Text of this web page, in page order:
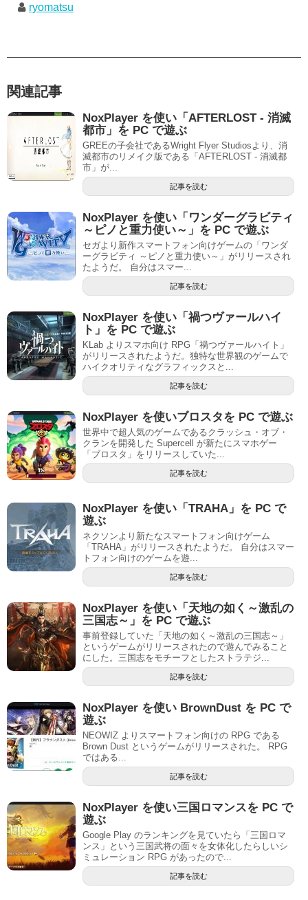
ryomatsu
関連記事
NoxPlayer を使い「AFTERLOST - 消滅
都市」を PC で遊ぶ
GREEの子会社であるWright Flyer Studiosより、消
滅都市のリメイク版である「AFTERLOST - 消滅都
市」が...
記事を読む
NoxPlayer を使い「ワンダーグラビティ
～ピノと重力使い～」を PC で遊ぶ
セガより新作スマートフォン向けゲームの「ワンダ
ーグラビティ ～ピノと重力使い～」がリリースされ
たようだ。 自分はスマー...
記事を読む
NoxPlayer を使い「禍つヴァールハイ
ト」を PC で遊ぶ
KLab よりスマホ向け RPG「禍つヴァールハイト」
がリリースされたようだ。独特な世界観のゲームで
ハイクオリティなグラフィックスと...
記事を読む
NoxPlayer を使いブロスタを PC で遊ぶ
世界中で超人気のゲームであるクラッシュ・オブ・
クランを開発した Supercell が新たにスマホゲー
「ブロスタ」をリリースしていた...
記事を読む
NoxPlayer を使い「TRAHA」を PC で
遊ぶ
ネクソンより新たなスマートフォン向けゲーム
「TRAHA」がリリースされたようだ。 自分はスマー
トフォン向けのゲームを遊...
記事を読む
NoxPlayer を使い「天地の如く～激乱の
三国志～」を PC で遊ぶ
事前登録していた「天地の如く～激乱の三国志～」
というゲームがリリースされたので遊んでみること
にした。三国志をモチーフとしたストラテジ...
記事を読む
NoxPlayer を使い BrownDust を PC で
遊ぶ
NEOWIZ よりスマートフォン向けの RPG である
Brown Dust というゲームがリリースされた。 RPG
ではある...
記事を読む
NoxPlayer を使い三国ロマンスを PC で
遊ぶ
Google Play のランキングを見ていたら「三国ロマ
ンス」という三国武将の面々を女体化したらしいシ
ミュレーション RPG があったので...
記事を読む